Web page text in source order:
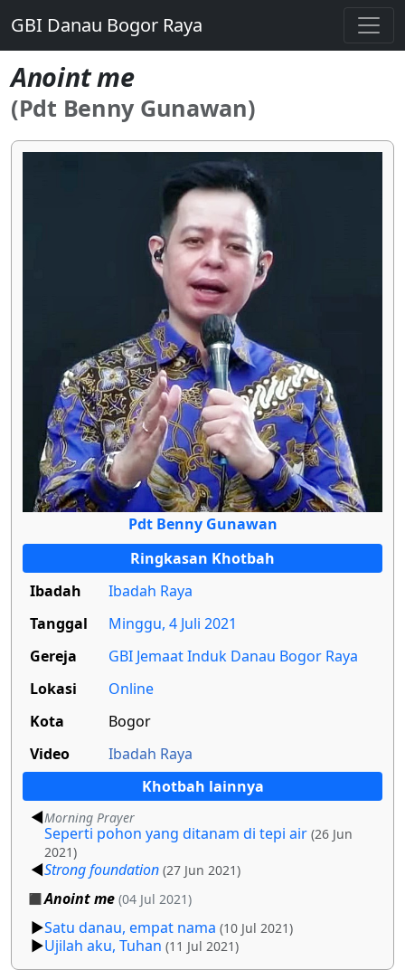
GBI Danau Bogor Raya
Anoint me
(Pdt Benny Gunawan)
Pdt Benny Gunawan
Ringkasan Khotbah
Ibadah
Ibadah Raya
Tanggal
Minggu, 4 Juli 2021
Gereja
GBI Jemaat Induk Danau Bogor Raya
Lokasi
Online
Kota
Bogor
Video
Ibadah Raya
Khotbah lainnya
Morning Prayer
Seperti pohon yang ditanam di tepi air (26 Jun
2021)
Strong foundation (27 Jun 2021)
Anoint me (04 Jul 2021)
Satu danau, empat nama (10 Jul 2021)
Ujilah aku, Tuhan (11 Jul 2021)